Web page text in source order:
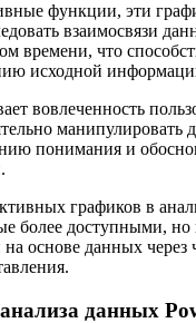
функции, эти
взаимосвязи
времени, что
исходной
вовлеченность
манипулировать
понимания и
графиков в
более доступными, но
основе данных через
данных